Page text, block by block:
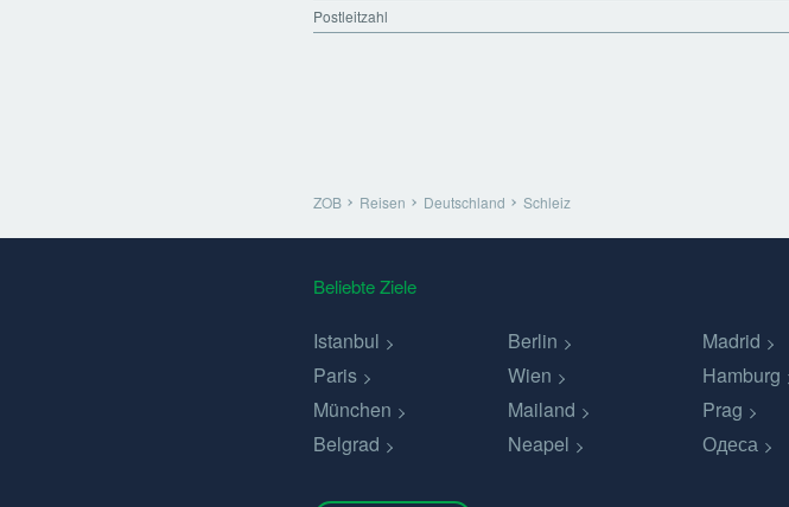
Postleitzahl
ZOB Reisen Deutschland Schleiz
Beliebte Ziele
Istanbul Berlin Madrid
Paris
Wien Hamburg
München
Mailand Prag
Belgrad
Neapel Одеса